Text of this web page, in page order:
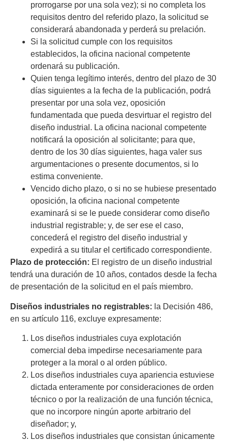
prorrogarse por una sola vez); si no completa los
requisitos dentro del referido plazo, la solicitud se
considerará abandonada y perderá su prelación.
Si la solicitud cumple con los requisitos
establecidos, la oficina nacional competente
ordenará su publicación.
Quien tenga legítimo interés, dentro del plazo de 30
días siguientes a la fecha de la publicación, podrá
presentar por una sola vez, oposición
fundamentada que pueda desvirtuar el registro del
diseño industrial. La oficina nacional competente
notificará la oposición al solicitante; para que,
dentro de los 30 días siguientes, haga valer sus
argumentaciones o presente documentos, si lo
estima conveniente.
Vencido dicho plazo, o si no se hubiese presentado
oposición, la oficina nacional competente
examinará si se le puede considerar como diseño
industrial registrable; y, de ser ese el caso,
concederá el registro del diseño industrial y
expedirá a su titular el certificado correspondiente.
Plazo de protección: El registro de un diseño industrial
tendrá una duración de 10 años, contados desde la fecha
de presentación de la solicitud en el país miembro.
Diseños industriales no registrables: la Decisión 486,
en su artículo 116, excluye expresamente:
Los diseños industriales cuya explotación
comercial deba impedirse necesariamente para
proteger a la moral o al orden público.
Los diseños industriales cuya apariencia estuviese
dictada enteramente por consideraciones de orden
técnico o por la realización de una función técnica,
que no incorpore ningún aporte arbitrario del
diseñador; y,
Los diseños industriales que consistan únicamente